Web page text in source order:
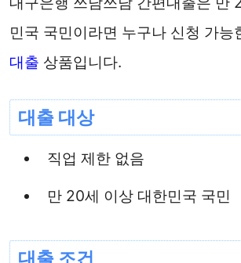
민국 국민이라면 누구나 신청 가능
대출 상품입니다.
대출 대상
직업 제한 없음
만 20세 이상 대한민국 국민
대출 조건